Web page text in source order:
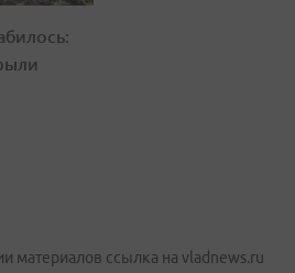
материалов ссылка на vladnews.ru